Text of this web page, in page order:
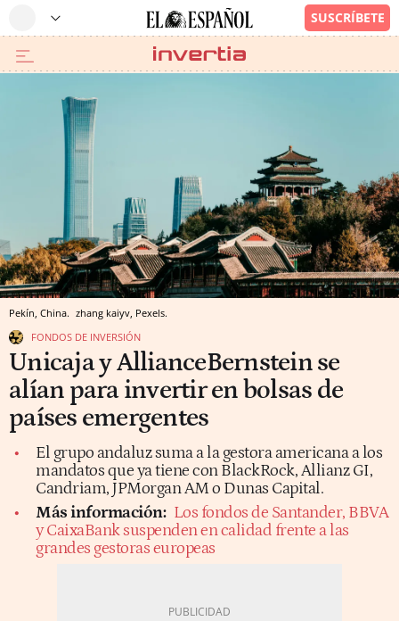
Pekín, China. zhang kaiyv, Pexels.
FONDOS DE INVERSIÓN
Unicaja y AllianceBernstein se
alían para invertir en bolsas de
países emergentes
El grupo andaluz suma a la gestora americana a los
mandatos que ya tiene con BlackRock, Allianz GI,
Candriam, JPMorgan AM o Dunas Capital.
Más información: Los fondos de Santander, BBVA
y CaixaBank suspenden en calidad frente a las
grandes gestoras europeas